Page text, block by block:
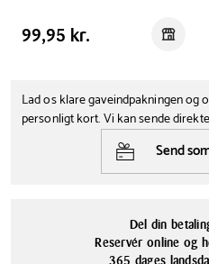
Bloklyset anvender 2x C batterier
tilkøbes her hos Kop & Kande.
Uyuni Lighting fjernbetjening hvid
Pris tabel
Pris 99,95 kr.
99,95 kr.
Lad os klare gaveindpakningen og
personligt kort. Vi kan sende
Send
Del din
Reservér online og
365 dages